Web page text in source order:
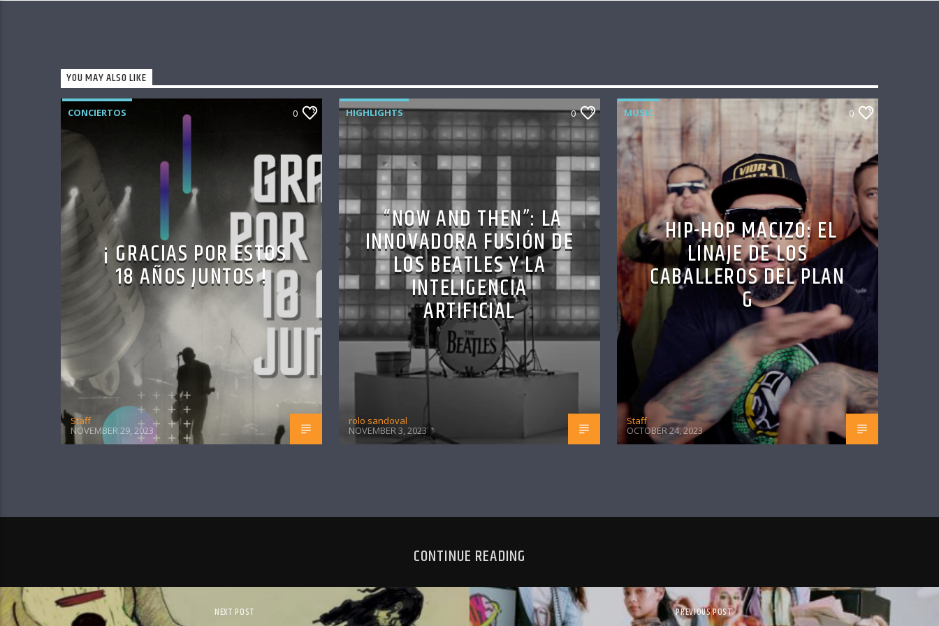
YOU MAY ALSO LIKE
CONCIERTOS 0
¡ GRACIAS POR ESTOS
18 AÑOS JUNTOS !
Staff
NOVEMBER 29, 2023
HIGHLIGHTS 0
“NOW AND THEN”: LA
INNOVADORA FUSIÓN DE
LOS BEATLES Y LA
INTELIGENCIA
ARTIFICIAL
rolo sandoval
NOVEMBER 3, 2023
MUSIC 0
HIP-HOP MACIZO: EL
LINAJE DE LOS
CABALLEROS DEL PLAN
G
Staff
OCTOBER 24, 2023
CONTINUE READING
NEXT POST PREVIOUS POST